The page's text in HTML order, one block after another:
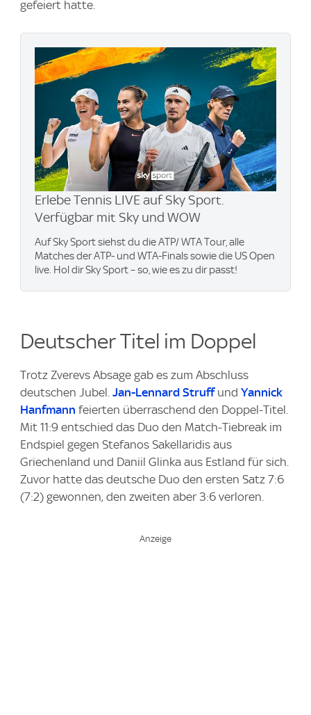
gefeiert hatte.
Erlebe Tennis LIVE auf Sky Sport.
Verfügbar mit Sky und WOW
Auf Sky Sport siehst du die ATP/ WTA Tour, alle
Matches der ATP- und WTA-Finals sowie die US Open
live. Hol dir Sky Sport – so, wie es zu dir passt!
Deutscher Titel im Doppel
Trotz Zverevs Absage gab es zum Abschluss
deutschen Jubel. Jan-Lennard Struffund Yannick
Hanfmann feierten überraschend den Doppel-Titel.
Mit 11:9 entschied das Duo den Match-Tiebreak im
Endspiel gegen Stefanos Sakellaridis aus
Griechenland und Daniil Glinka aus Estland für sich.
Zuvor hatte das deutsche Duo den ersten Satz 7:6
(7:2) gewonnen, den zweiten aber 3:6 verloren.